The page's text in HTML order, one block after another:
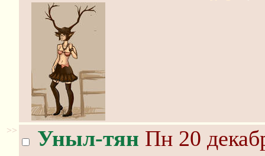
>> Уныл-тян Пн 20